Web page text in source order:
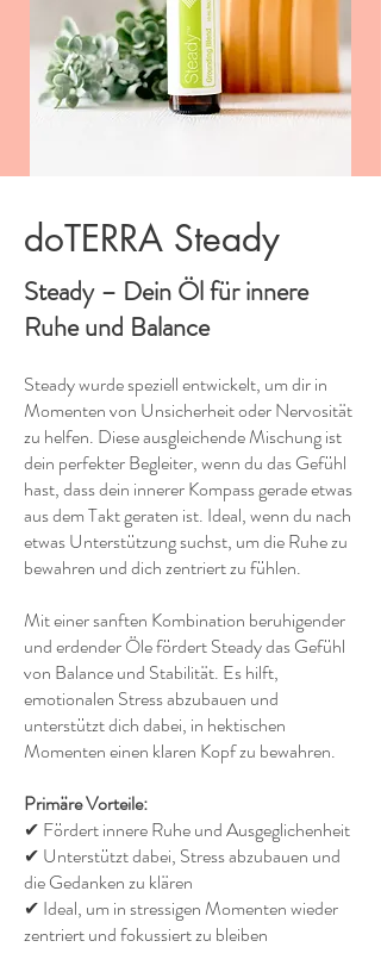
doTERRA Steady
Steady – Dein Öl für innere
Ruhe und Balance
Steady wurde speziell entwickelt, um dir in
Momenten von Unsicherheit oder Nervosität
zu helfen. Diese ausgleichende Mischung ist
dein perfekter Begleiter, wenn du das Gefühl
hast, dass dein innerer Kompass gerade etwas
aus dem Takt geraten ist. Ideal, wenn du nach
etwas Unterstützung suchst, um die Ruhe zu
bewahren und dich zentriert zu fühlen.
Mit einer sanften Kombination beruhigender
und erdender Öle fördert Steady das Gefühl
von Balance und Stabilität. Es hilft,
emotionalen Stress abzubauen und
unterstützt dich dabei, in hektischen
Momenten einen klaren Kopf zu bewahren.
Primäre Vorteile:
✔ Fördert innere Ruhe und Ausgeglichenheit
✔ Unterstützt dabei, Stress abzubauen und
die Gedanken zu klären
✔ Ideal, um in stressigen Momenten wieder
zentriert und fokussiert zu bleiben